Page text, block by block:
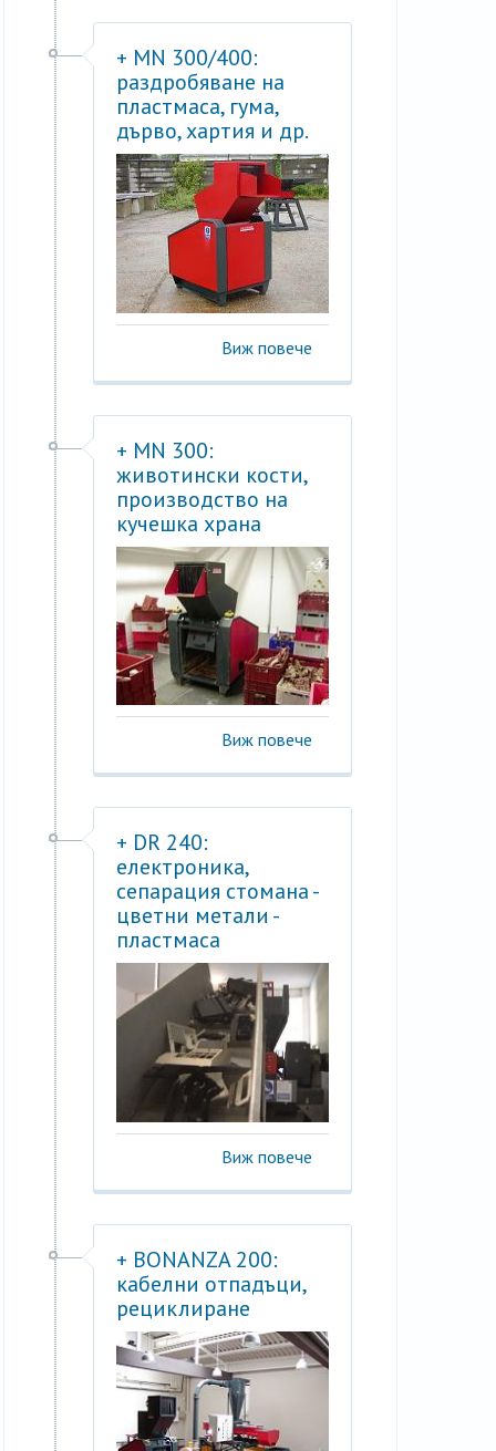
+ MN 300/400:
раздробяване на
пластмаса, гума,
дърво, хартия и др.
Виж повече
+ MN 300:
животински кости,
производство на
кучешка храна
Виж повече
+ DR 240:
електроника,
сепарация стомана -
цветни метали -
пластмаса
Виж повече
+ BONANZA 200:
кабелни отпадъци,
рециклиране